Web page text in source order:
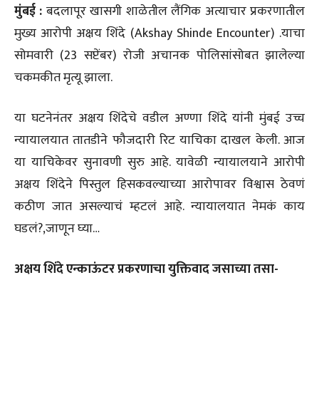
मुंबई : बदलापूर खासगी शाळेतील लैंगिक अत्याचार प्रकरणातील
मुख्य आरोपी अक्षय शिंदे (Akshay Shinde Encounter) .याचा
सोमवारी (23 सप्टेंबर) रोजी अचानक पोलिसांसोबत झालेल्या
चकमकीत मृत्यू झाला.
या घटनेनंतर अक्षय शिंदेचे वडील अण्णा शिंदे यांनी मुंबई उच्च
न्यायालयात तातडीने फौजदारी रिट याचिका दाखल केली. आज
या याचिकेवर सुनावणी सुरु आहे. यावेळी न्यायालयाने आरोपी
अक्षय शिंदेने पिस्तुल हिसकवल्याच्या आरोपावर विश्वास ठेवणं
कठीण जात असल्याचं म्हटलं आहे. न्यायालयात नेमकं काय
घडलं?,जाणून घ्या…
अक्षय शिंदे एन्काऊंटर प्रकरणाचा युक्तिवाद जसाच्या तसा-